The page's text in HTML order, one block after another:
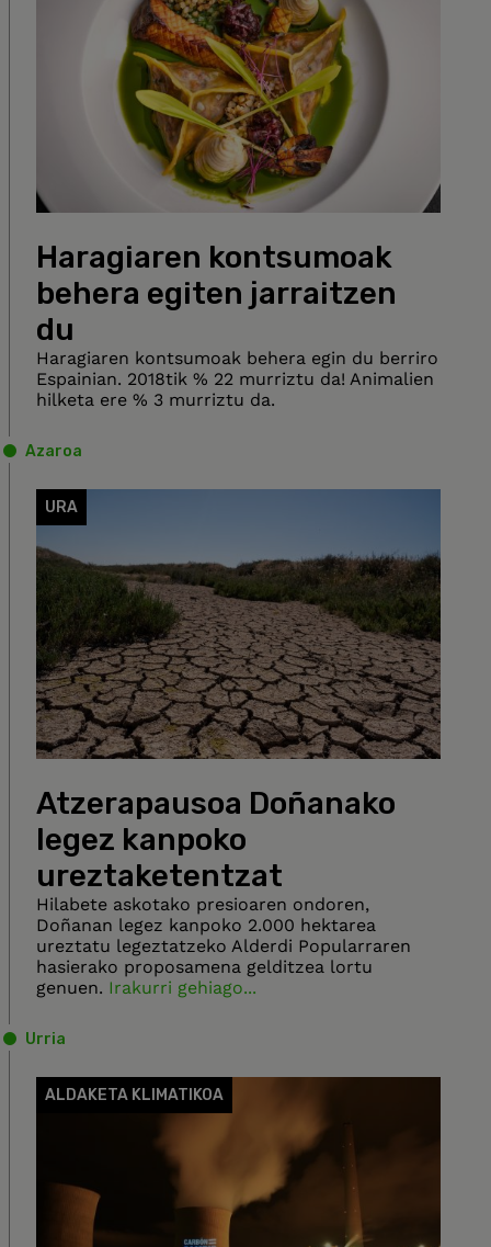
Haragiaren kontsumoak
behera egiten jarraitzen
du
Haragiaren kontsumoak behera egin du berriro
Espainian. 2018tik % 22 murriztu da! Animalien
hilketa ere % 3 murriztu da.
Azaroa
URA
Atzerapausoa Doñanako
legez kanpoko
ureztaketentzat
Hilabete askotako presioaren ondoren,
Doñanan legez kanpoko 2.000 hektarea
ureztatu legeztatzeko Alderdi Popularraren
hasierako proposamena gelditzea lortu
genuen. Irakurri gehiago...
Urria
ALDAKETA KLIMATIKOA